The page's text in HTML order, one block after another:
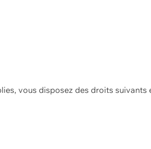
vous disposez des droits